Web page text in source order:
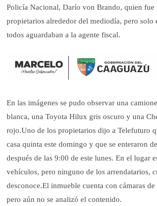
Policía Nacional, Darío von Brando, quien
propietarios alrededor del mediodía, pero solo
todos aguardaban a la agente fiscal.
En las imágenes se pudo observar una
blanca, una Toyota Hilux gris oscuro y una
rojo.Uno de los propietarios dijo a Telefuturo
casa quinta este domingo y que se enteraron
después de las 9:00 de este lunes. En el lugar
vehículos, pero ninguno de los arrendatarios,
desconoce.El inmueble cuenta con cámaras
pero aún no se analizó el contenido.